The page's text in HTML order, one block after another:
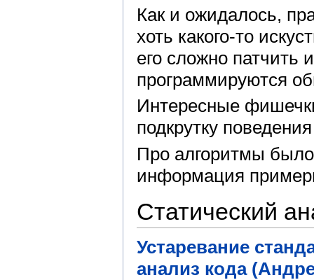
Как и ожидалось,
хоть какого-то
его сложно патчить
программируются
Интересные
подкрутку
Про алгоритмы
информация
Статический
Устаревание
анализ кода